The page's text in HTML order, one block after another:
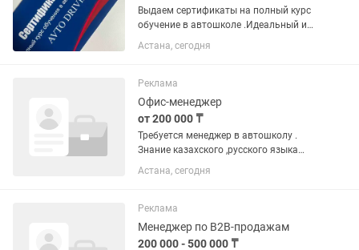
Выдаем сертификаты на полный курс
обучение в автошколе .Идеальный и
нужный подарок близким
Астана, сегодня
Реклама
Офис-менеджер
от 200 000 ₸
Требуется менеджер в автошколу .
Знание казахского ,русского языка
обязательно! Возраст от 25 лет
Исполнительная ,ответственная
Астана, сегодня
Реклама
Менеджер по B2B-продажам
200 000 - 500 000 ₸